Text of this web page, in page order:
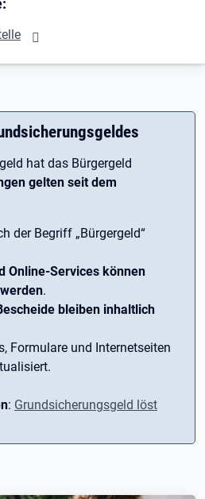
hat das Bürgergeld
gelten seit dem
der Begriff ­„Bürgergeld“
Online-Services können
.
bleiben inhaltlich
Formulare und Internetseiten
: Grundsicherungsgeld löst